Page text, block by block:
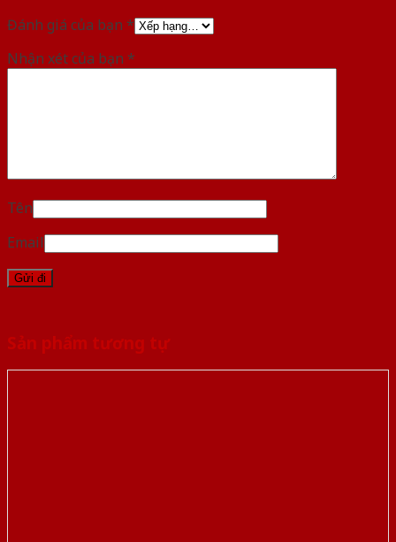
Đánh giá của bạn *
Nhận xét của bạn *
Tên
Email
Sản phẩm tương tự